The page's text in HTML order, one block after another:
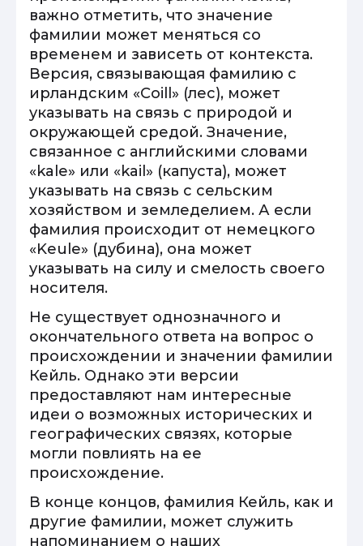
важно отметить, что значение
фамилии может меняться со
временем и зависеть от контекста.
Версия, связывающая фамилию с
ирландским «Coill» (лес), может
указывать на связь с природой и
окружающей средой. Значение,
связанное с английскими словами
«kale» или «kail» (капуста), может
указывать на связь с сельским
хозяйством и земледелием. А если
фамилия происходит от немецкого
«Keule» (дубина), она может
указывать на силу и смелость своего
носителя.
Не существует однозначного и
окончательного ответа на вопрос о
происхождении и значении фамилии
Кейль. Однако эти версии
предоставляют нам интересные
идеи о возможных исторических и
географических связях, которые
могли повлиять на ее
происхождение.
В конце концов, фамилия Кейль, как и
другие фамилии, может служить
напоминанием о наших